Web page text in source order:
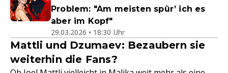
Problem: "Am meisten spür’ ich es
aber im Kopf"
29.03.2026 • 18:30 Uhr
Mattli und Dzumaev: Bezaubern sie
weiterhin die Fans?